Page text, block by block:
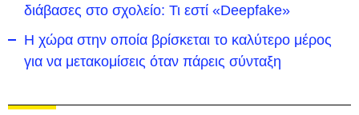
διάβασες στο σχολείο: Τι εστί «Deepfake»
Η χώρα στην οποία βρίσκεται το καλύτερο μέρος
για να μετακομίσεις όταν πάρεις σύνταξη